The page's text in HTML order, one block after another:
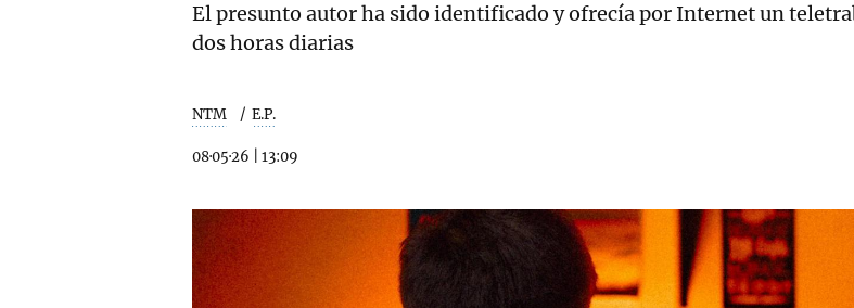
El presunto autor ha sido identificado y ofrecía por Internet un
dos horas diarias
NTM E.P.
08·05·26 13:09